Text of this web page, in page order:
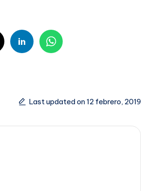
Last updated on 12 febrero, 2019